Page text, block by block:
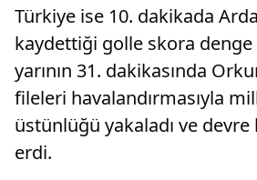
Türkiye ise 10. dakikada
kaydettiği golle skora
yarının 31. dakikasında
fileleri havalandırmasıyla
üstünlüğü yakaladı ve
erdi.